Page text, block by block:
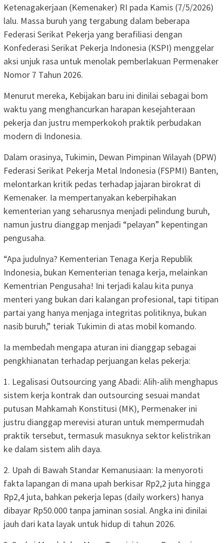
Ketenagakerjaan (Kemenaker) RI pada Kamis (7/5/2026)
lalu. Massa buruh yang tergabung dalam beberapa
Federasi Serikat Pekerja yang berafiliasi dengan
Konfederasi Serikat Pekerja Indonesia (KSPI) menggelar
aksi unjuk rasa untuk menolak pemberlakuan Permenaker
Nomor 7 Tahun 2026.
Menurut mereka, Kebijakan baru ini dinilai sebagai bom
waktu yang menghancurkan harapan kesejahteraan
pekerja dan justru memperkokoh praktik perbudakan
modern di Indonesia.
Dalam orasinya, Tukimin, Dewan Pimpinan Wilayah (DPW)
Federasi Serikat Pekerja Metal Indonesia (FSPMI) Banten,
melontarkan kritik pedas terhadap jajaran birokrat di
Kemenaker. Ia mempertanyakan keberpihakan
kementerian yang seharusnya menjadi pelindung buruh,
namun justru dianggap menjadi “pelayan” kepentingan
pengusaha.
“Apa judulnya? Kementerian Tenaga Kerja Republik
Indonesia, bukan Kementerian tenaga kerja, melainkan
Kementrian Pengusaha! Ini terjadi kalau kita punya
menteri yang bukan dari kalangan profesional, tapi titipan
partai yang hanya menjaga integritas politiknya, bukan
nasib buruh,” teriak Tukimin di atas mobil komando.
Ia membedah mengapa aturan ini dianggap sebagai
pengkhianatan terhadap perjuangan kelas pekerja:
1. Legalisasi Outsourcing yang Abadi: Alih-alih menghapus
sistem kerja kontrak dan outsourcing sesuai mandat
putusan Mahkamah Konstitusi (MK), Permenaker ini
justru dianggap merevisi aturan untuk mempermudah
praktik tersebut, termasuk masuknya sektor kelistrikan
ke dalam sistem alih daya.
2. Upah di Bawah Standar Kemanusiaan: Ia menyoroti
fakta lapangan di mana upah berkisar Rp2,2 juta hingga
Rp2,4 juta, bahkan pekerja lepas (daily workers) hanya
dibayar Rp50.000 tanpa jaminan sosial. Angka ini dinilai
jauh dari kata layak untuk hidup di tahun 2026.